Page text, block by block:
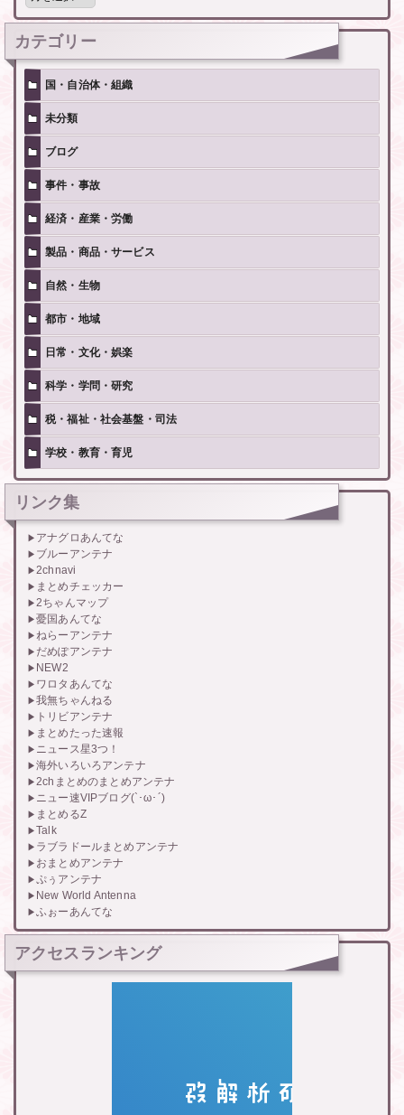
記
事
カテゴリー
国・自治体・組織
未分類
ブログ
事件・事故
経済・産業・労働
製品・商品・サービス
自然・生物
都市・地域
日常・文化・娯楽
科学・学問・研究
税・福祉・社会基盤・司法
学校・教育・育児
リンク集
アナグロあんてな
ブルーアンテナ
2chnavi
まとめチェッカー
2ちゃんマップ
憂国あんてな
ねらーアンテナ
だめぽアンテナ
NEW2
ワロタあんてな
我無ちゃんねる
トリビアンテナ
まとめたった速報
ニュース星3つ！
海外いろいろアンテナ
2chまとめのまとめアンテナ
ニュー速VIPブログ(`･ω･´)
まとめるZ
Talk
ラブラドールまとめアンテナ
おまとめアンテナ
ぷぅアンテナ
New World Antenna
ふぉーあんてな
アクセスランキング